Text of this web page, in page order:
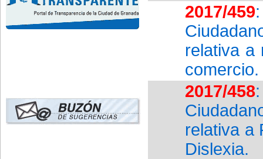
2017/459
relativa a
comercio.
2017/458
relativa a
Dislexia.